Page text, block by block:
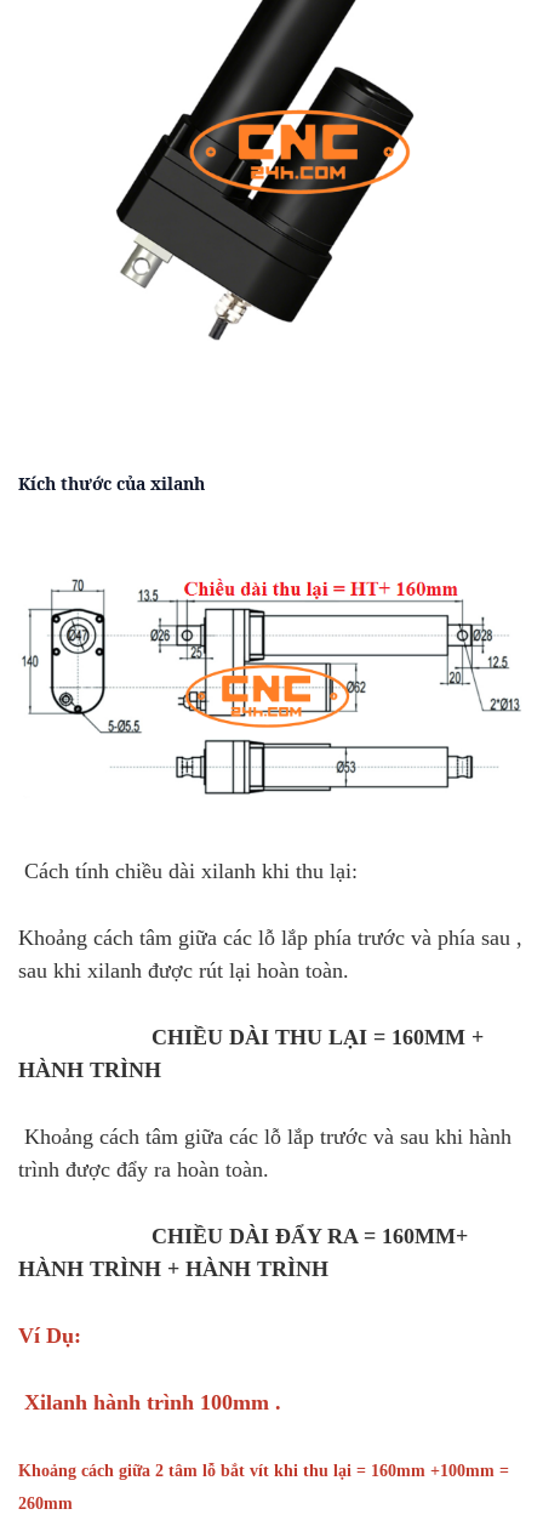
Kích thước của xilanh
Cách tính chiều dài xilanh khi thu lại:
Khoảng cách tâm giữa các lỗ lắp phía trước và phía sau ,
sau khi xilanh được rút lại hoàn toàn.
CHIỀU DÀI THU LẠI = 160MM +
HÀNH TRÌNH
Khoảng cách tâm giữa các lỗ lắp trước và sau khi hành
trình được đẩy ra hoàn toàn.
CHIỀU DÀI ĐẨY RA = 160MM+
HÀNH TRÌNH + HÀNH TRÌNH
Ví Dụ:
Xilanh hành trình 100mm .
Khoảng cách giữa 2 tâm lỗ bắt vít khi thu lại = 160mm +100mm =
260mm